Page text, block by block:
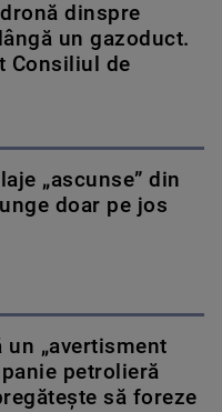
dinspre
un gazoduct.
Consiliul de
„ascunse” din
doar pe jos
un „avertisment
petrolieră
să foreze